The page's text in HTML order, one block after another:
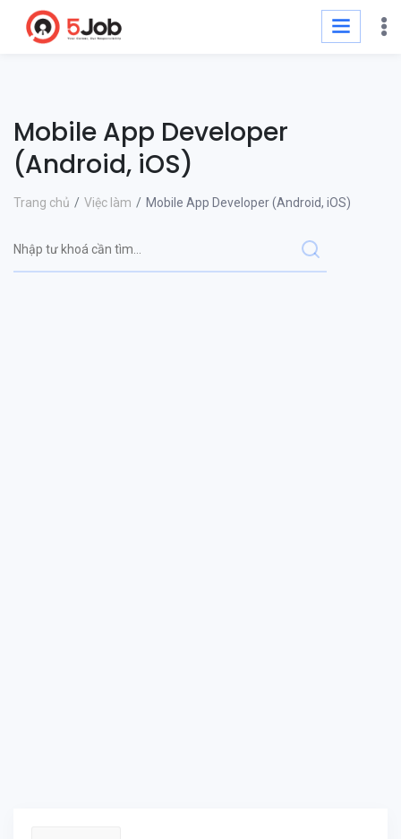
Mobile App Developer
(Android, iOS)
Trang chủ Việc làm Mobile App Developer (Android, iOS)